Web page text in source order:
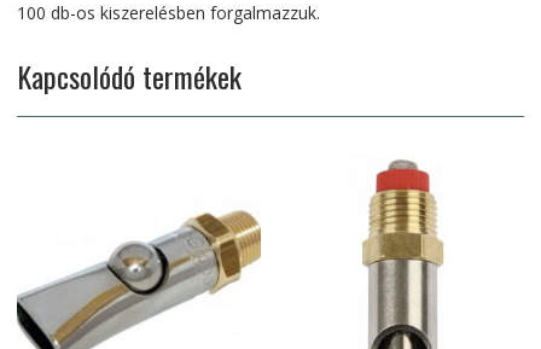
100 db-os kiszerelésben forgalmazzuk.
Kapcsolódó termékek